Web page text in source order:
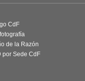
CdF
de la Razón
por Sede CdF